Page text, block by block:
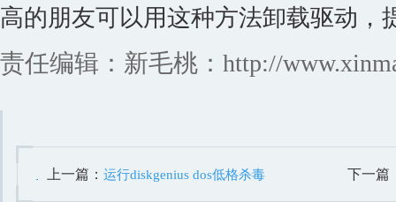
高的朋友可以用这种方法卸载驱动，
责任编辑：新毛桃：http://
上一篇： 运行diskgenius dos低格杀毒 下一篇